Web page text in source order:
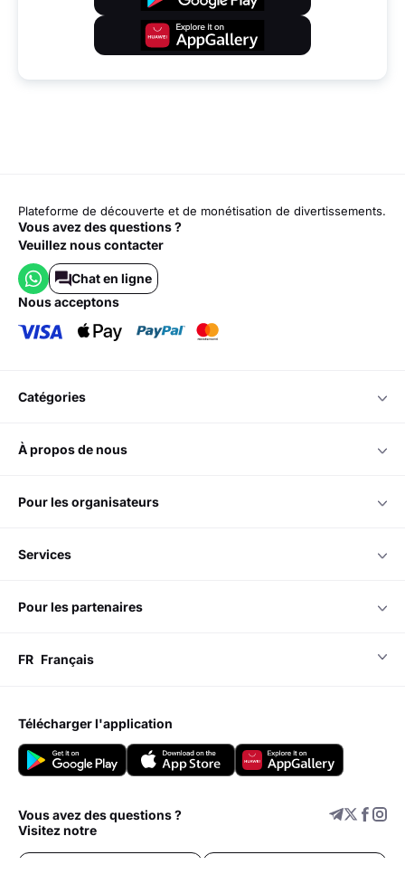
Plateforme de découverte et de monétisation de divertissements.
Vous avez des questions ?
Veuillez nous contacter
Chat en ligne
nous acceptons
catégories
à propos de nous
pour les organisateurs
services
pour les partenaires
FR Français
télécharger l'application
Vous avez des questions ?
Visitez notre